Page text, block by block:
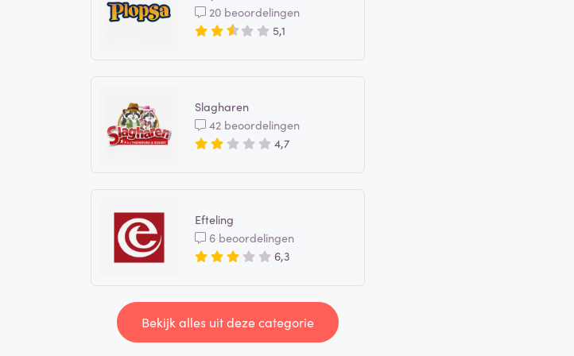
20 beoordelingen
5,1
Slagharen
42 beoordelingen
4,7
Efteling
6 beoordelingen
6,3
Bekijk alles uit deze categorie